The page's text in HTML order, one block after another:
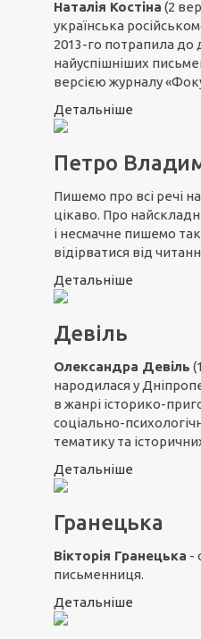
Наталія Костіна (2
українська
2013-го потрапила до
найуспішніших
версією журналу
Детальніше
Петро
Пишемо про всі речі
цікаво. Про
і несмачне пишемо
відірватися від
Детальніше
Девіль
Олександра Девіль
народилася у
в жанрі історико-
соціально-
тематику та
Детальніше
Гранецька
Вікторія Гранецька -
письменниця.
Детальніше